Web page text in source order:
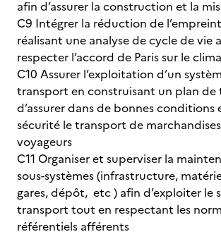
afin d’assurer la construction et la
C9 Intégrer la réduction de
réalisant une analyse de cycle de vie
respecter l’accord de Paris sur le
C10 Assurer l’exploitation d’un
transport en construisant un plan
d’assurer dans de bonnes
sécurité le transport de
voyageurs
C11 Organiser et superviser la
sous-systèmes (infrastructure,
gares, dépôt, etc ) afin d’exploiter le
transport tout en respectant les
référentiels afférents